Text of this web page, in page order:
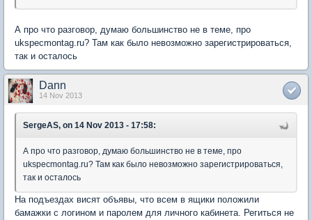
А про что разговор, думаю большинство не в теме, про
ukspecmontag.ru? Там как было невозможно зарегистрироваться,
так и осталось
Dann
14 Nov 2013
SergeAS, on 14 Nov 2013 - 17:58:
А про что разговор, думаю большинство не в теме, про
ukspecmontag.ru? Там как было невозможно зарегистрироваться,
так и осталось
На подъездах висят объявы, что всем в ящики положили
бамажки с логином и паролем для личного кабинета. Региться не